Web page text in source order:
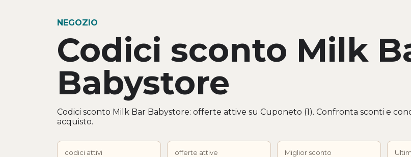
NEGOZIO
Codici sconto Milk
Babystore
Codici sconto Milk Bar Babystore: offerte attive su Cuponeto (1). Confronta sconti e
acquisto.
codici attivi offerte attive Miglior sconto